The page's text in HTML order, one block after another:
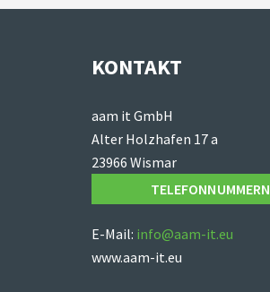
KONTAKT
aam it GmbH
Alter Holzhafen 17 a
23966 Wismar
TELEFONNUMMERN
E-Mail: info@aam-it.eu
www.aam-it.eu